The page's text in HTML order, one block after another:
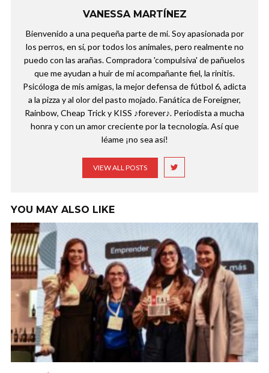
VANESSA MARTÍNEZ
Bienvenido a una pequeña parte de mi. Soy apasionada por
los perros, en sí, por todos los animales, pero realmente no
puedo con las arañas. Compradora 'compulsiva' de pañuelos
que me ayudan a huir de mi acompañante fiel, la rinitis.
Psicóloga de mis amigas, la mejor defensa de fútbol 6, adicta
a la pizza y al olor del pasto mojado. Fanática de Foreigner,
Rainbow, Cheap Trick y KISS ♪forever♪. Periodista a mucha
honra y con un amor creciente por la tecnología. Así que
léame ¡no sea así!
VIEW ALL POSTS
YOU MAY ALSO LIKE